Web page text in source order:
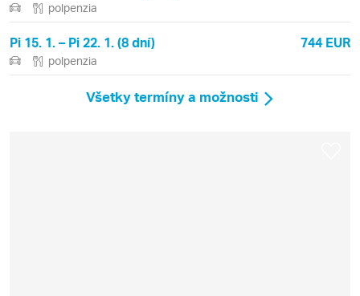
polpenzia
Pi 15. 1. – Pi 22. 1. (8 dní) 744 EUR
polpenzia
Všetky termíny a možnosti